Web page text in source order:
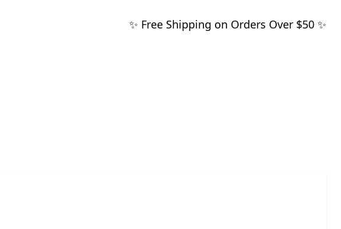
✨ Free Shipping on Orders Over $50 ✨